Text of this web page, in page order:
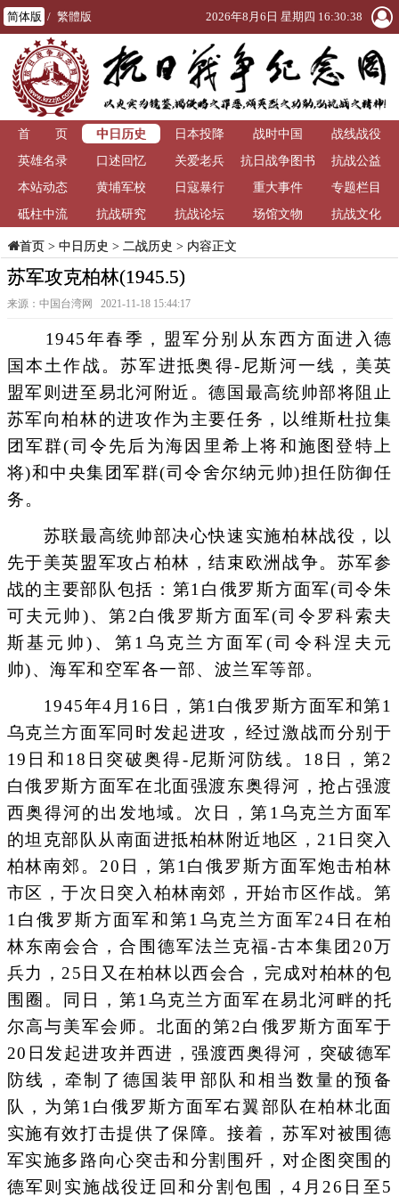
简体版 / 繁體版 2026年8月6日 星期四 16:30:38
首 页 中日历史 日本投降 战时中国
战线战役
英雄名录
口述回忆 关爱老兵
抗日战争图书
馆
抗战公益
本站动态
黄埔军校 日寇暴行 重大事件
专题栏目
砥柱中流
抗战研究 抗战论坛 场馆文物 抗战文化
首页> 中日历史 > 二战历史 > 内容正文
苏军攻克柏林(1945.5)
来源：中国台湾网 2021-11-18 15:44:17
1945年春季，盟军分别从东西方面进入德
国本土作战。苏军进抵奥得-尼斯河一线，美英
盟军则进至易北河附近。德国最高统帅部将阻止
苏军向柏林的进攻作为主要任务，以维斯杜拉集
团军群(司令先后为海因里希上将和施图登特上
将)和中央集团军群(司令舍尔纳元帅)担任防御任
务。
苏联最高统帅部决心快速实施柏林战役，以
先于美英盟军攻占柏林，结束欧洲战争。苏军参
战的主要部队包括：第1白俄罗斯方面军(司令朱
可夫元帅)、第2白俄罗斯方面军(司令罗科索夫
斯基元帅)、第1乌克兰方面军(司令科涅夫元
帅)、海军和空军各一部、波兰军等部。
1945年4月16日，第1白俄罗斯方面军和第1
乌克兰方面军同时发起进攻，经过激战而分别于
19日和18日突破奥得-尼斯河防线。18日，第2
白俄罗斯方面军在北面强渡东奥得河，抢占强渡
西奥得河的出发地域。次日，第1乌克兰方面军
的坦克部队从南面进抵柏林附近地区，21日突入
柏林南郊。20日，第1白俄罗斯方面军炮击柏林
市区，于次日突入柏林南郊，开始市区作战。第
1白俄罗斯方面军和第1乌克兰方面军24日在柏
林东南会合，合围德军法兰克福-古本集团20万
兵力，25日又在柏林以西会合，完成对柏林的包
围圈。同日，第1乌克兰方面军在易北河畔的托
尔高与美军会师。北面的第2白俄罗斯方面军于
20日发起进攻并西进，强渡西奥得河，突破德军
防线，牵制了德国装甲部队和相当数量的预备
队，为第1白俄罗斯方面军右翼部队在柏林北面
实施有效打击提供了保障。接着，苏军对被围德
军实施多路向心突击和分割围歼，对企图突围的
德军则实施战役迂回和分割包围，4月26日至5